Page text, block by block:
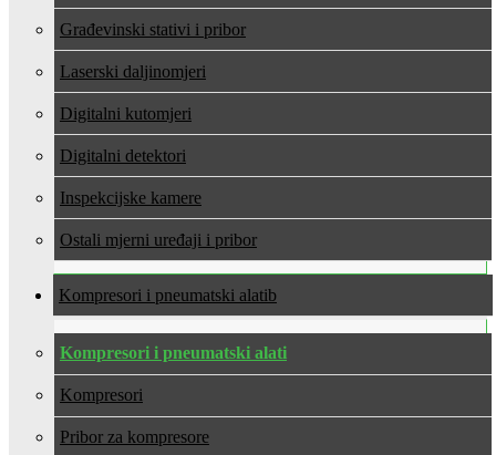
Građevinski stativi i pribor
Laserski daljinomjeri
Digitalni kutomjeri
Digitalni detektori
Inspekcijske kamere
Ostali mjerni uređaji i pribor
Kompresori i pneumatski alati
Kompresori i pneumatski alati
Kompresori
Pribor za kompresore